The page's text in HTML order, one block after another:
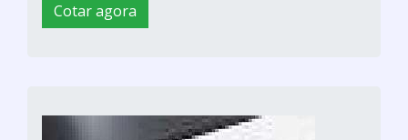
Cotar agora